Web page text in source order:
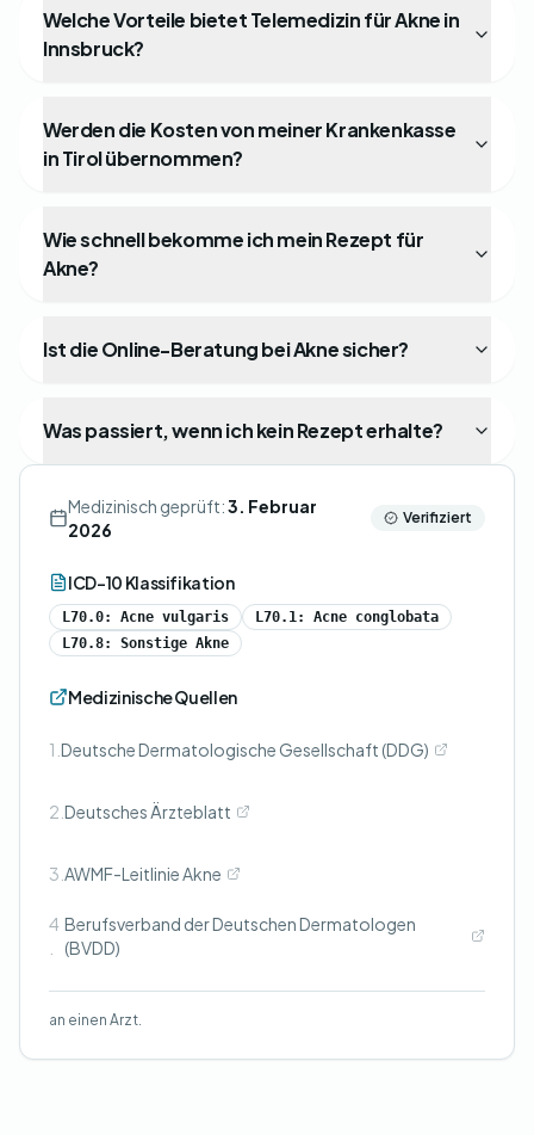
Welche Vorteile bietet Telemedizin für Akne in
Innsbruck?
Werden die Kosten von meiner Krankenkasse
in Tirol übernommen?
Wie schnell bekomme ich mein Rezept für
Akne?
Ist die Online-Beratung bei Akne sicher?
Was passiert, wenn ich kein Rezept erhalte?
Medizinisch geprüft:3. Februar
2026
Verifiziert
ICD-10 Klassifikation
L70.0: Acne vulgaris
L70.1: Acne conglobata
L70.8: Sonstige Akne
Medizinische Quellen
1. Deutsche Dermatologische Gesellschaft (DDG)
2. Deutsches Ärzteblatt
3. AWMF-Leitlinie Akne
4 Berufsverband der Deutschen Dermatologen
(BVDD)
an einen Arzt.